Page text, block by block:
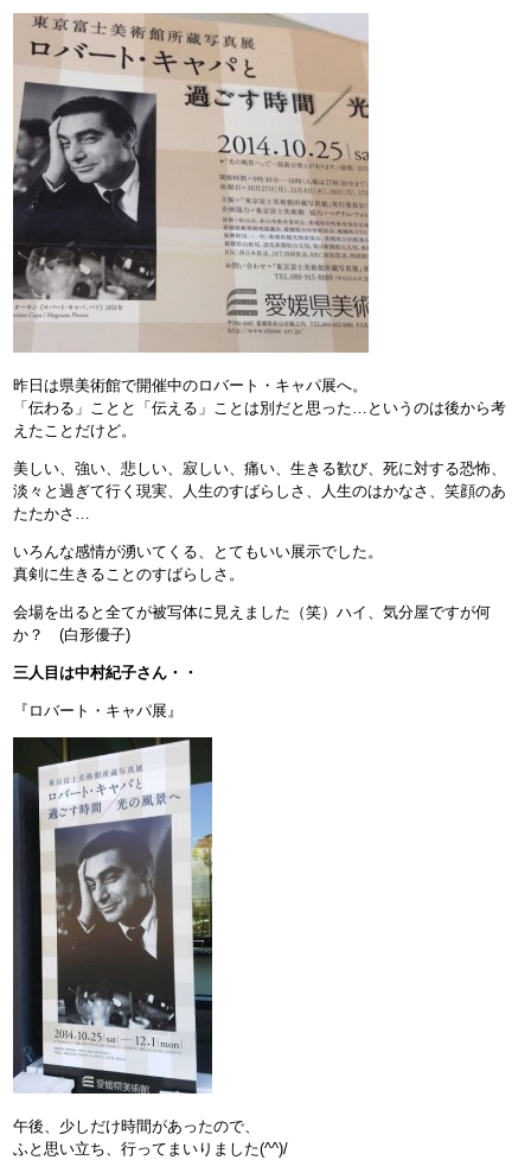
昨日は県美術館で開催中のロバート・キャパ展へ。
「伝わる」ことと「伝える」ことは別だと思った…というのは後から考
えたことだけど。
美しい、強い、悲しい、寂しい、痛い、生きる歓び、死に対する恐怖、
淡々と過ぎて行く現実、人生のすばらしさ、人生のはかなさ、笑顔のあ
たたかさ…
いろんな感情が湧いてくる、とてもいい展示でした。
真剣に生きることのすばらしさ。
会場を出ると全てが被写体に見えました（笑）ハイ、気分屋ですが何
か？ (白形優子)
三人目は中村紀子さん・・
『ロバート・キャパ展』
午後、少しだけ時間があったので、
ふと思い立ち、行ってまいりました(^^)/